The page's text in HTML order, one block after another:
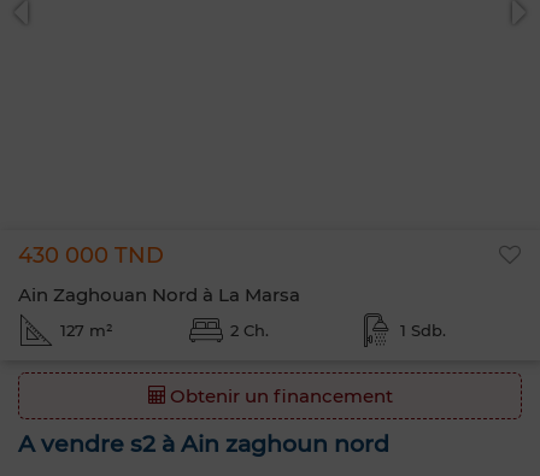
430 000 TND
Ain Zaghouan Nord à La Marsa
127 m² 2 Ch. 1 Sdb.
Obtenir un financement
A vendre s2 à Ain zaghoun nord